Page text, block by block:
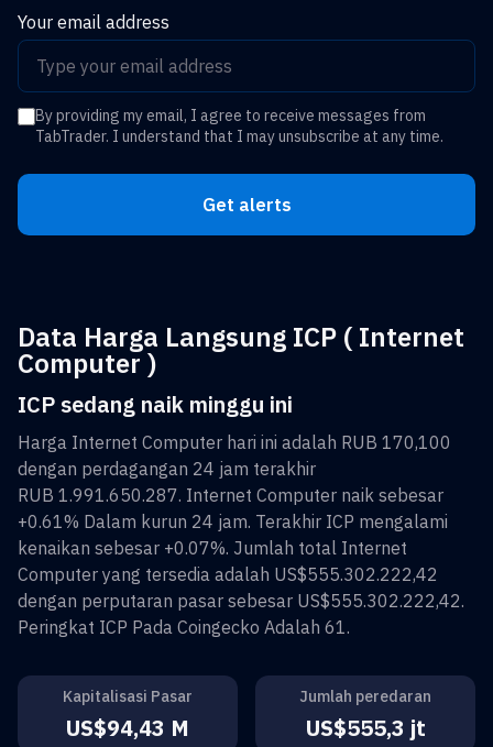
Your email address
By providing my email, I agree to receive messages from
TabTrader. I understand that I may unsubscribe at any time.
Get alerts
Data Harga Langsung ICP ( Internet
Computer )
ICP sedang naik minggu ini
Harga Internet Computer hari ini adalah RUB 170,100
dengan perdagangan 24 jam terakhir
RUB 1.991.650.287. Internet Computer naik sebesar
+0.61% Dalam kurun 24 jam. Terakhir ICP mengalami
kenaikan sebesar +0.07%. Jumlah total Internet
Computer yang tersedia adalah US$555.302.222,42
dengan perputaran pasar sebesar US$555.302.222,42.
Peringkat ICP Pada Coingecko Adalah 61.
Kapitalisasi Pasar
US$94,43 M
Jumlah peredaran
US$555,3 jt